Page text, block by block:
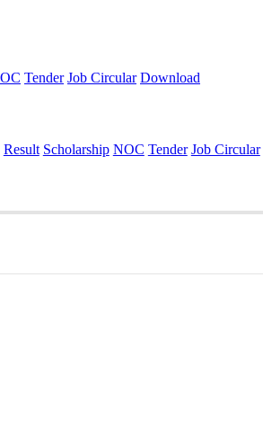
Tender Job Circular Download
Result Scholarship NOC Tender Job Circular